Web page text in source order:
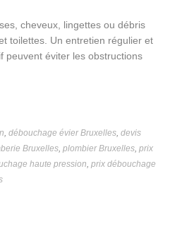
cheveux, lingettes ou débris
toilettes. Un entretien régulier et
peuvent éviter les obstructions
,débouchage évier Bruxelles,devis
Bruxelles,plombier Bruxelles,prix
haute pression,prix débouchage